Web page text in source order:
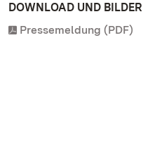
DOWNLOAD UND BILDER
Pressemeldung (PDF)